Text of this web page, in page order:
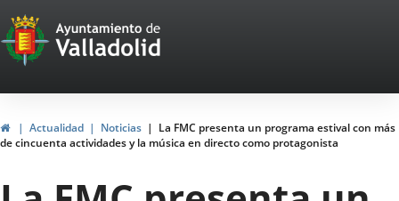
Portal
Web
del
Ayuntamiento
de
HomeActualidad Noticias
La FMC presenta un programa estival con más
de cincuenta actividades y la música en directo como protagonista